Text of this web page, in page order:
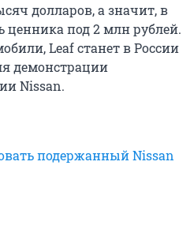
долларов, а значит, в
под 2 млн рублей.
Leaf станет в России
демонстрации
Nissan.
подержанный Nissan